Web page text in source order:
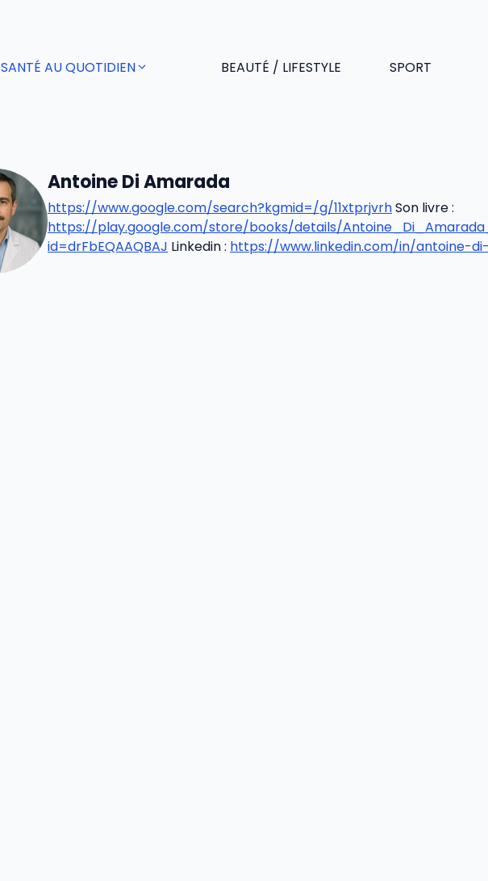
SANTÉ AU QUOTIDIEN BEAUTÉ / LIFESTYLE SPORT
Antoine Di Amarada
https://www.google.com/search?kgmid=/g/11xtprjvrhSon livre :
https://play.google.com/store/books/details/
id=drFbEQAAQBAJ Linkedin : https://www.linkedin.com/in/antoine-